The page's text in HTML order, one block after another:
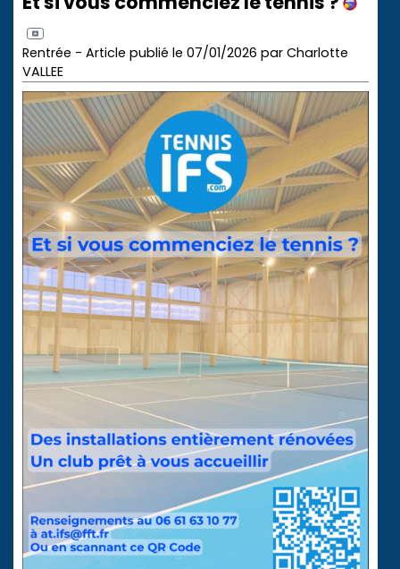
Rentrée - Article publié le 07/01/2026 par Charlotte
VALLEE